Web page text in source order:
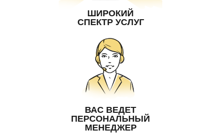
ШИРОКИЙ
СПЕКТР УСЛУГ
ВАС ВЕДЕТ
ПЕРСОНАЛЬНЫЙ
МЕНЕДЖЕР